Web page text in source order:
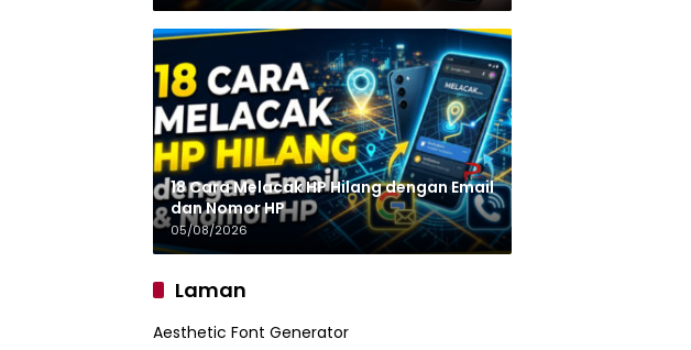
18 Cara Melacak HP Hilang dengan Email
dan Nomor HP
05/08/2026
Laman
Aesthetic Font Generator